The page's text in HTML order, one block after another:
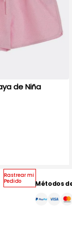
Niña
Rastrear mi
Pedido
Métodos